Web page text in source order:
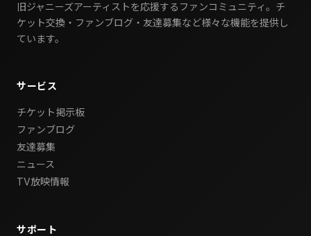
旧ジャニーズアーティストを応援するファンコミュニティ。チ
ケット交換・ファンブログ・友達募集など様々な機能を提供し
ています。
サービス
チケット掲示板
ファンブログ
友達募集
ニュース
TV放映情報
サポート